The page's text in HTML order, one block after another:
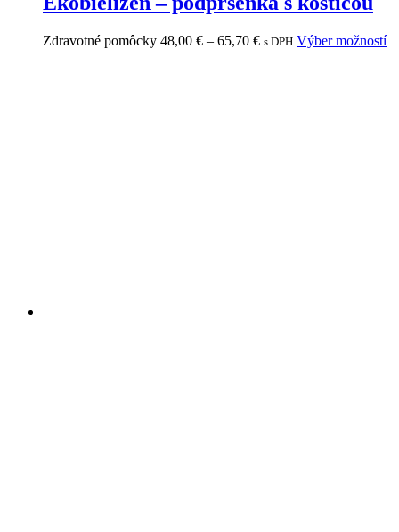
Zdravotné pomôcky 48,00 € – 65,70 € s DPH Výber možností